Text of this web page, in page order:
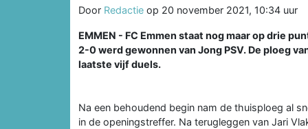
Door Redactie op 20 november 2021, 10:34 uur
EMMEN - FC Emmen staat nog maar op drie
2-0 werd gewonnen van Jong PSV. De ploeg
laatste vijf duels.
Na een behoudend begin nam de thuisploeg al
in de openingstreffer. Na terugleggen van Jari